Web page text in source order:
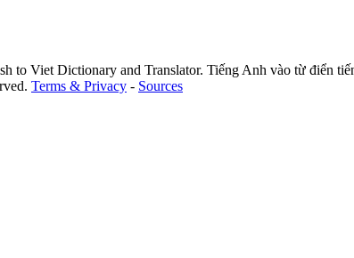
to Viet Dictionary and Translator. Tiếng Anh vào từ điển
Terms & Privacy - Sources